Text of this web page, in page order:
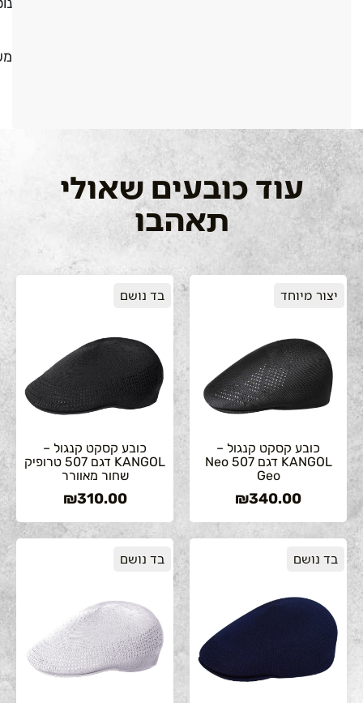
עוד כובעים שאולי
תאהבו
יצור מיוחד
כובע קסקט קנגול –
KANGOL דגם 507 Neo
Geo
₪340.00
בד נושם
כובע קסקט קנגול –
KANGOL דגם 507 טרופיק
שחור מאוורר
₪310.00
בד נושם בד נושם